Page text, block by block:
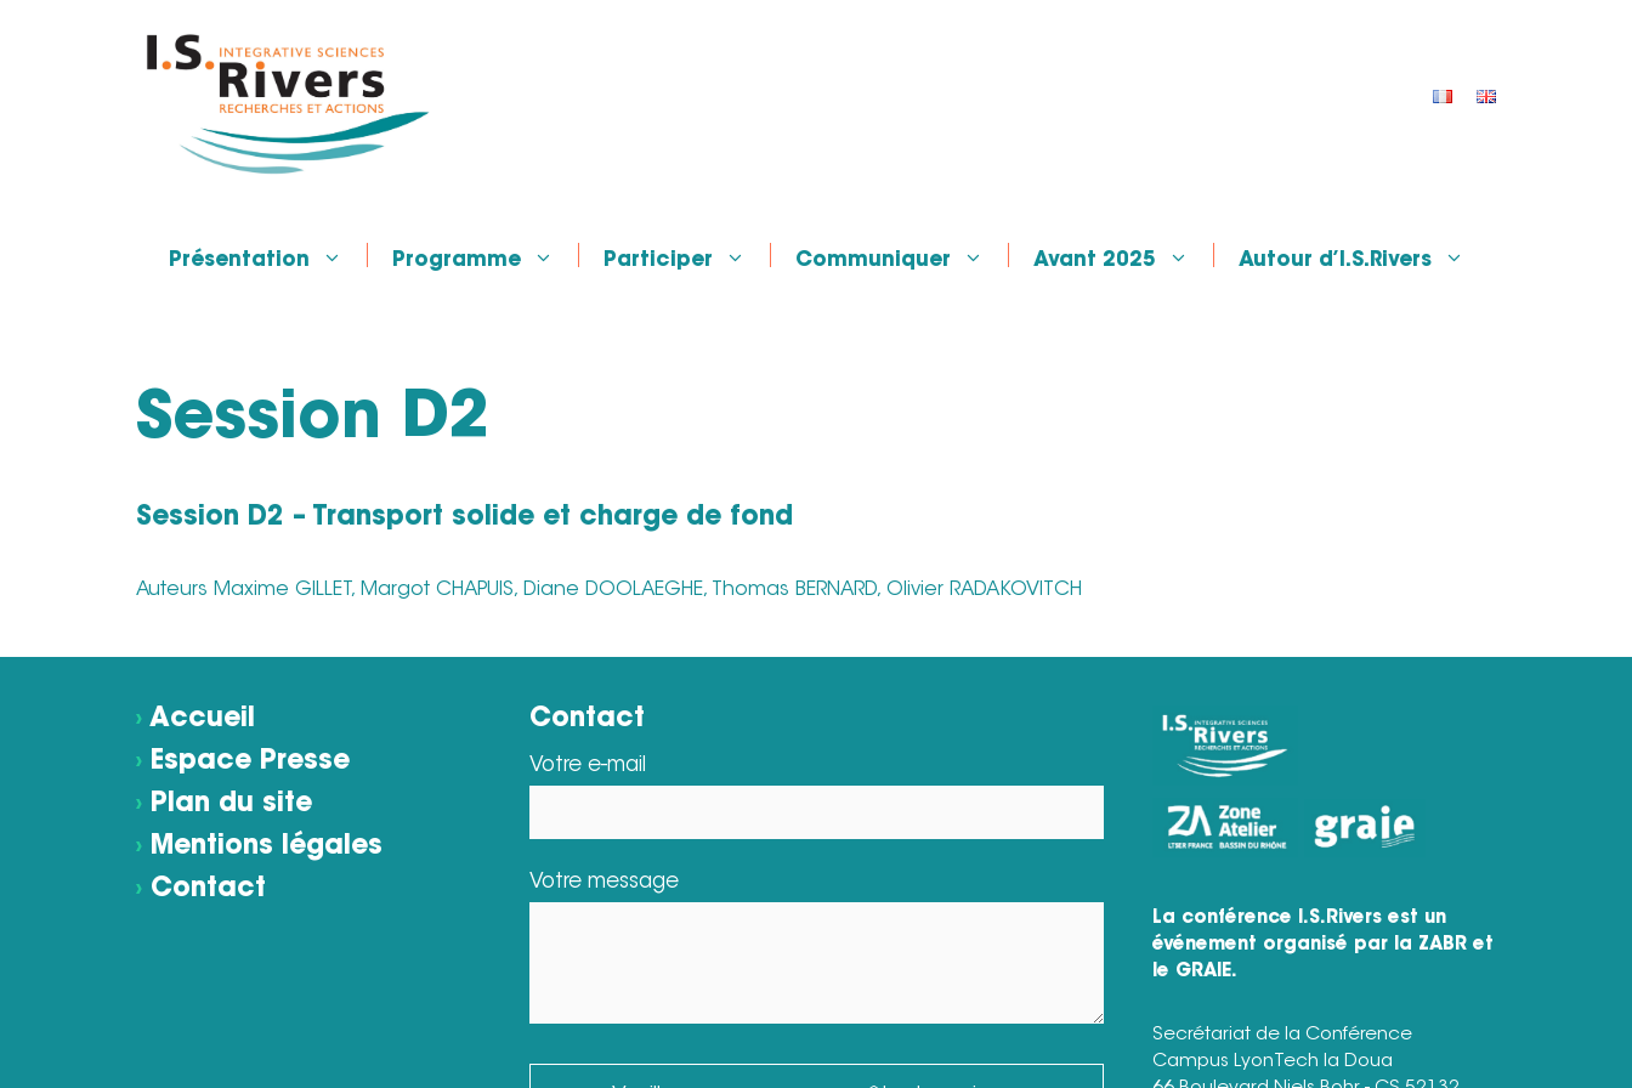
Présentation Programme Participer Communiquer Avant 2025 Autour d’I.S.Rivers
Session D2
Session D2 – Transport solide et charge de fond
Auteurs Maxime GILLET, Margot CHAPUIS, Diane DOOLAEGHE, Thomas BERNARD, Olivier RADAKOVITCH
› Accueil
› Espace Presse
› Plan du site
› Mentions légales
› Contact
Contact
Votre e-mail
Votre message
La conférence I.S.Rivers est un
événement organisé par la ZABR et
le GRAIE.
Secrétariat de la Conférence
Campus LyonTech la Doua